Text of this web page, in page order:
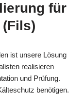
für
ist unsere Lösung
realisieren
und Prüfung.
benötigen.